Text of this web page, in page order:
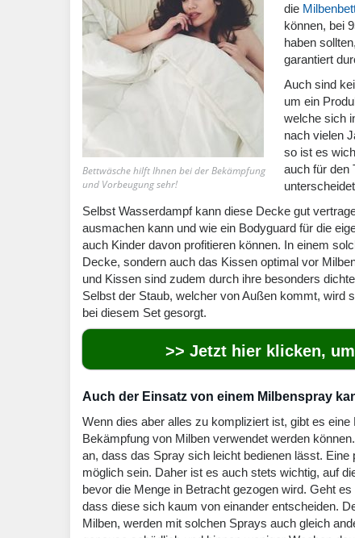
Bettwäsche hilft Ihnen bei der Bekämpfung
und Vorbeugung sehr!
die
können, bei
haben
garantiert
Auch sind
um ein
welche sich
nach vielen
so ist es
auch für den
Selbst Wasserdampf kann diese Decke gut
ausmachen kann und wie ein Bodyguard für die
auch Kinder davon profitieren können. In einem
Decke, sondern auch das Kissen optimal vor
und Kissen sind zudem durch ihre besonders
Selbst der Staub, welcher von Außen kommt, wird
bei diesem Set gesorgt.
>> Jetzt hier klicken,
Auch der Einsatz von einem Milbenspray
Wenn dies aber alles zu kompliziert ist, gibt es
Bekämpfung von Milben verwendet werden
an, dass das Spray sich leicht bedienen lässt.
möglich sein. Daher ist es auch stets wichtig, auf
bevor die Menge in Betracht gezogen wird. Geht
dass diese sich kaum von einander entscheiden.
Milben, werden mit solchen Sprays auch gleich